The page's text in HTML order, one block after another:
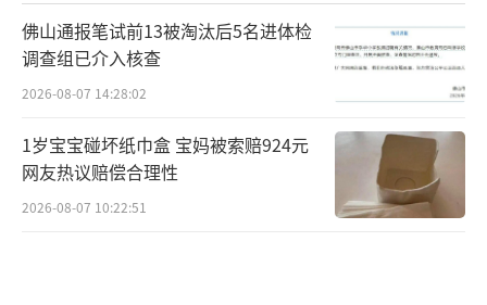
佛山通报笔试前13被淘汰后5名进体检
调查组已介入核查
2026-08-07 14:28:02
1岁宝宝碰坏纸巾盒 宝妈被索赔924元
网友热议赔偿合理性
2026-08-07 10:22:51